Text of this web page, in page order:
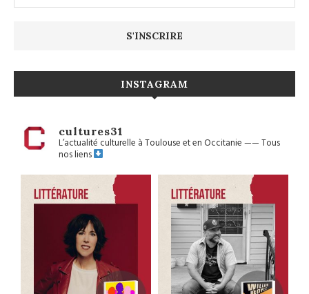
INSTAGRAM
cultures31
L’actualité culturelle à Toulouse et en Occitanie——Tous
nos liens